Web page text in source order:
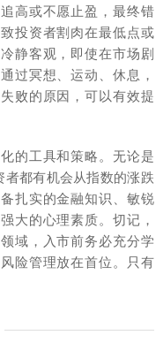
高或不愿止盈，最终错
投资者割肉在最低点或
静客观，即使在市场剧
过冥想、运动、休息，
败的原因，可以有效提
的工具和策略。无论是
都有机会从指数的涨跌
扎实的金融知识、敏锐
大的心理素质。切记，
域，入市前务必充分学
险管理放在首位。只有